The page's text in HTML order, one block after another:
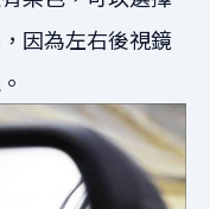
因為左右後視鏡